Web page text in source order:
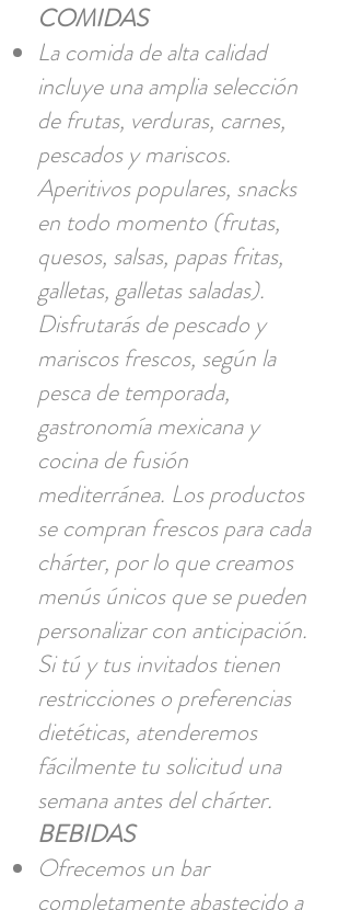
COMIDAS
La comida de alta calidad
incluye una amplia selección
de frutas, verduras, carnes,
pescados y mariscos.
Aperitivos populares, snacks
en todo momento (frutas,
quesos, salsas, papas fritas,
galletas, galletas saladas).
Disfrutarás de pescado y
mariscos frescos, según la
pesca de temporada,
gastronomía mexicana y
cocina de fusión
mediterránea. Los productos
se compran frescos para cada
chárter, por lo que creamos
menús únicos que se pueden
personalizar con anticipación.
Si tú y tus invitados tienen
restricciones o preferencias
dietéticas, atenderemos
fácilmente tu solicitud una
semana antes del chárter.
BEBIDAS
Ofrecemos un bar
completamente abastecido a